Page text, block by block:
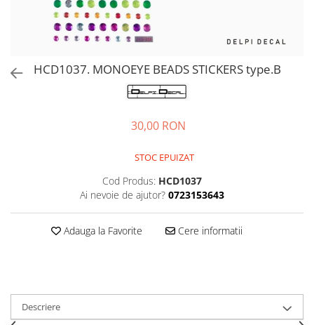
HCD1037. MONOEYE BEADS STICKERS type.B
30,00 RON
STOC EPUIZAT
Cod Produs: HCD1037
Ai nevoie de ajutor? 0723153643
Adauga la Favorite Cere informatii
Descriere